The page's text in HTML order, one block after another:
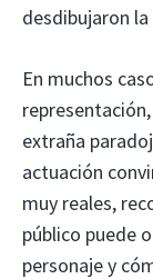
desdibujaron
En muchos
extraña
actuación
muy reales,
público puede
personaje y